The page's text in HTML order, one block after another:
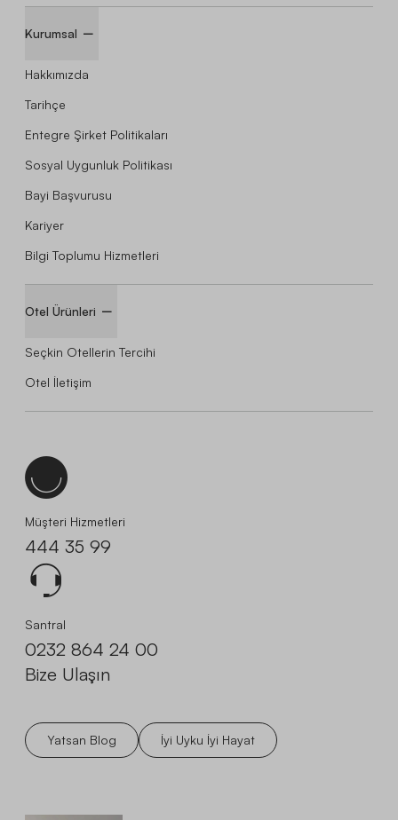
Kurumsal
Hakkımızda
Tarihçe
Entegre Şirket Politikaları
Sosyal Uygunluk Politikası
Bayi Başvurusu
Kariyer
Bilgi Toplumu Hizmetleri
Otel Ürünleri
Seçkin Otellerin Tercihi
Otel İletişim
Müşteri Hizmetleri
444 35 99
Santral
0232 864 24 00
Bize Ulaşın
Yatsan Blog İyi Uyku İyi Hayat